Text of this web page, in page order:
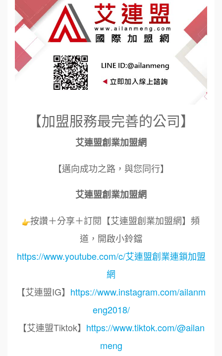
【加盟服務最完善的公司】
艾連盟創業加盟網
【邁向成功之路，與您同行】
艾連盟創業加盟網
按讚＋分享＋訂閱【艾連盟創業加盟網】頻
道，開啟小鈴鐺
https://www.youtube.com/c/艾連盟創業連鎖加盟
網
【艾連盟IG】 https://www.instagram.com/ailanm
eng2018/
【艾連盟Tiktok】 https://www.tiktok.com/@ailan
meng